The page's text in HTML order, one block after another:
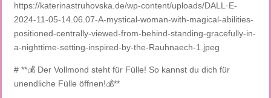
https://katerinastruhovska.de/wp-content/uploads/DALL·E-
2024-11-05-14.06.07-A-mystical-woman-with-magical-abilities-
positioned-centrally-viewed-from-behind-standing-gracefully-in-
a-nighttime-setting-inspired-by-the-Rauhnaech-1.jpeg
# **💰 Der Vollmond steht für Fülle! So kannst du dich für
unendliche Fülle öffnen!💰**